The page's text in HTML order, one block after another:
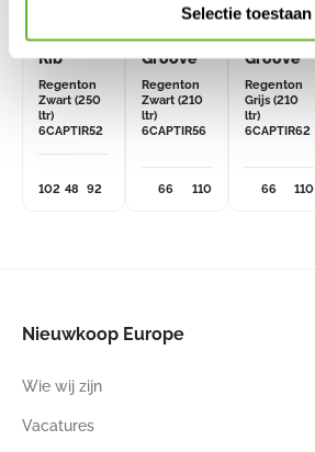
Selectie toestaan
Roots
Rib
Regenton
Zwart (250
ltr)
6CAPTIR52
102 48 92
Roots
Groove
Regenton
Zwart (210
ltr)
6CAPTIR56
66 110
Capi
Roots
Groove
Regenton
Grijs (210
ltr)
6CAPTIR62
66 110
Nieuwkoop Europe
Wie wij zijn
Vacatures